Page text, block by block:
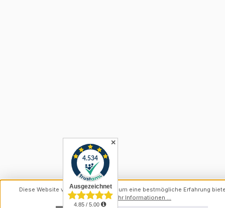
✕
Diese Website verwendet Cookies, um eine bestmögliche Erfahrung
können.Mehr Informationen ...